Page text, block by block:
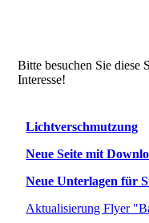
Bitte besuchen Sie diese
Interesse!
Lichtverschmutzung
Neue Seite mit
Neue Unterlagen für
Aktualisierung Flyer